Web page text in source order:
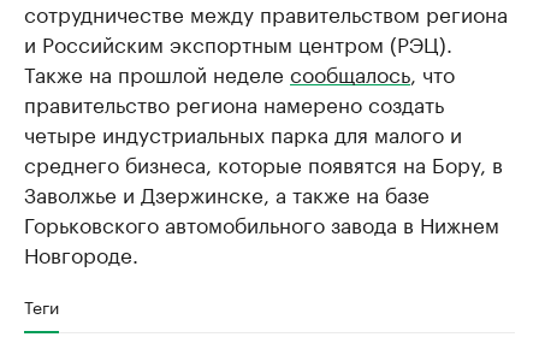
сотрудничестве между правительством региона
и Российским экспортным центром (РЭЦ).
Также на прошлой неделе сообщалось, что
правительство региона намерено создать
четыре индустриальных парка для малого и
среднего бизнеса, которые появятся на Бору, в
Заволжье и Дзержинске, а также на базе
Горьковского автомобильного завода в Нижнем
Новгороде.
Теги